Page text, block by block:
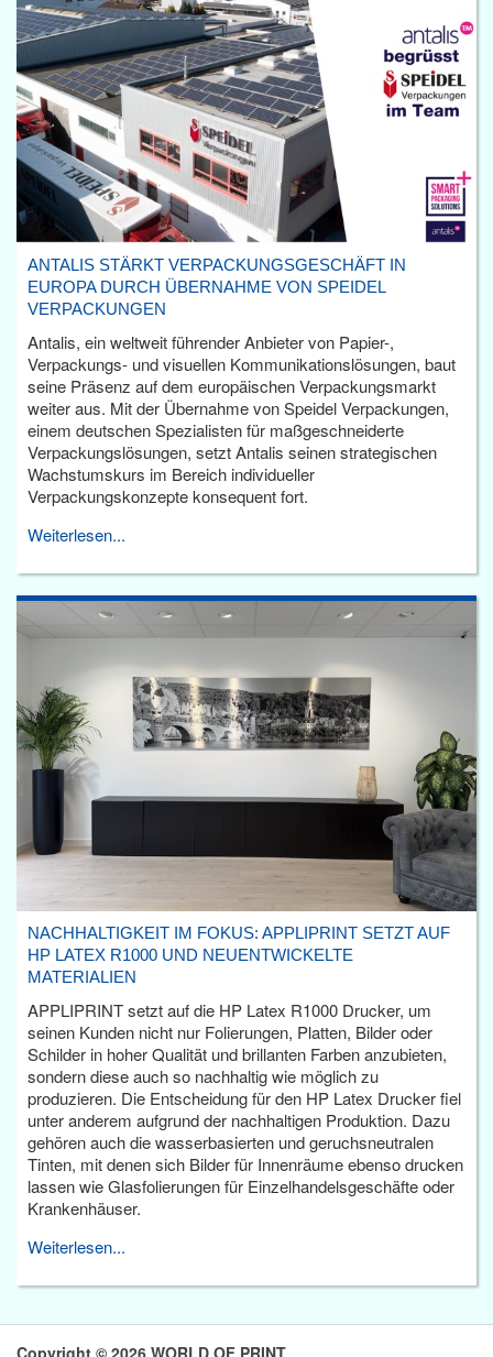
ANTALIS STÄRKT VERPACKUNGSGESCHÄFT IN
EUROPA DURCH ÜBERNAHME VON SPEIDEL
VERPACKUNGEN
Antalis, ein weltweit führender Anbieter von Papier-,
Verpackungs- und visuellen Kommunikationslösungen, baut
seine Präsenz auf dem europäischen Verpackungsmarkt
weiter aus. Mit der Übernahme von Speidel Verpackungen,
einem deutschen Spezialisten für maßgeschneiderte
Verpackungslösungen, setzt Antalis seinen strategischen
Wachstumskurs im Bereich individueller
Verpackungskonzepte konsequent fort.
Weiterlesen...
NACHHALTIGKEIT IM FOKUS: APPLIPRINT SETZT AUF
HP LATEX R1000 UND NEUENTWICKELTE
MATERIALIEN
APPLIPRINT setzt auf die HP Latex R1000 Drucker, um
seinen Kunden nicht nur Folierungen, Platten, Bilder oder
Schilder in hoher Qualität und brillanten Farben anzubieten,
sondern diese auch so nachhaltig wie möglich zu
produzieren. Die Entscheidung für den HP Latex Drucker fiel
unter anderem aufgrund der nachhaltigen Produktion. Dazu
gehören auch die wasserbasierten und geruchsneutralen
Tinten, mit denen sich Bilder für Innenräume ebenso drucken
lassen wie Glasfolierungen für Einzelhandelsgeschäfte oder
Krankenhäuser.
Weiterlesen...